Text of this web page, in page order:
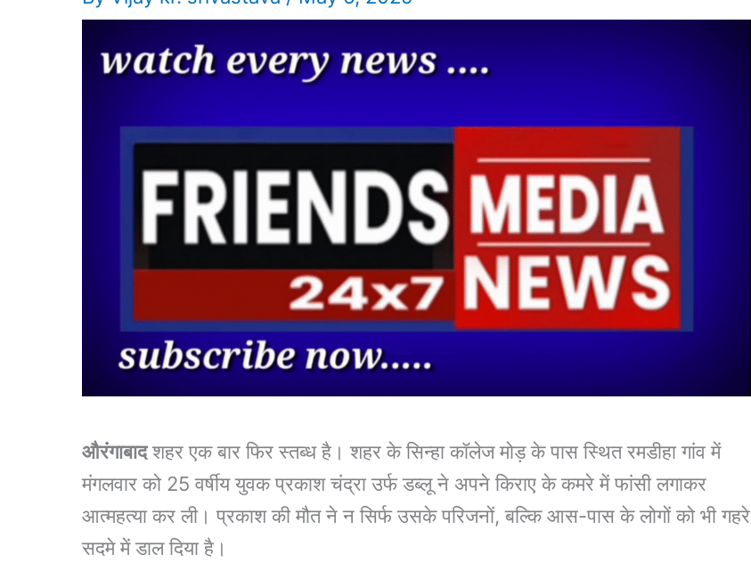
औरंगाबादशहर एक बार फिर स्तब्ध है। शहर के सिन्हा कॉलेज मोड़ के पास स्थित रमडीहा गांव में
मंगलवार को 25 वर्षीय युवक प्रकाश चंद्रा उर्फ डब्लू ने अपने किराए के कमरे में फांसी लगाकर
आत्महत्या कर ली। प्रकाश की मौत ने न सिर्फ उसके परिजनों, बल्कि आस-पास के लोगों को भी गहरे
सदमे में डाल दिया है।